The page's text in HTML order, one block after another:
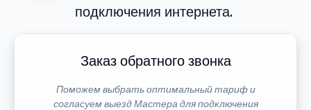
подключения интернета.
Заказ обратного звонка
Поможем выбрать оптимальный тариф и
согласуем выезд Мастера для подключения